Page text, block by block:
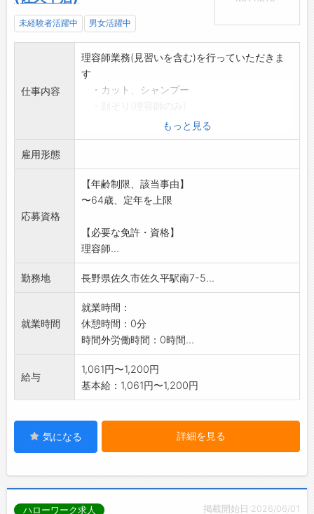
未経験者活躍中 男女活躍中
仕事内容
理容師業務(見習いを含む)を行っていただきま
す
・カット、シャンプー
・パーマ、ロッド巻き、ブロー、カラー等
・ドライヤー等備品の準備や使用後の片づ
・使用済みタオル類の洗たく
・ロッド等器具類の洗浄など
・フロアの清掃
り)
変更範囲:変更なし
もっと見る
雇用形態
応募資格
【年齢制限、該当事由】
〜64歳、定年を上限
【必要な免許・資格】
理容師...
勤務地 長野県佐久市佐久平駅南7-5...
就業時間
就業時間：
休憩時間：0分
時間外労働時間：0時間...
給与
1,061円〜1,200円
基本給：1,061円〜1,200円
気になる 詳細を見る
掲載開始日:2026/06/01
ハローワーク求人